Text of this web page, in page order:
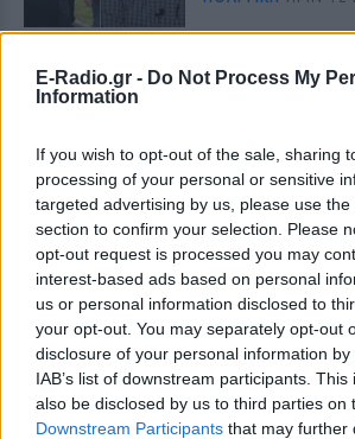
E-Radio.gr - Do Not Process My
Information
If you wish to opt-out of the sale, sharing
processing of your personal or sensitive
targeted advertising by us, please use
section to confirm your selection. Please
opt-out request is processed you may
interest-based ads based on personal
us or personal information disclosed to
your opt-out. You may separately opt-out
disclosure of your personal information
IAB’s list of downstream participants.
also be disclosed by us to third parties on
Downstream Participants that may further
Γιώργος Λιάγκας
είναι πιθανό,
να πω γιατί
ΕΛΛΗΝΙΚΉ
ΠΡΙΝ 12
Η Κατερίνα
κόμμα της
‑ Υποψήφια με
ΠΟΛΙΤΙΚΉ ΠΡΙΝ